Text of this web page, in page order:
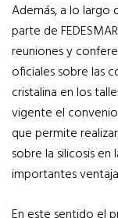
Además, a lo largo
parte de
reuniones y
oficiales sobre las
cristalina en los
vigente el
que permite
sobre la silicosis en
importantes